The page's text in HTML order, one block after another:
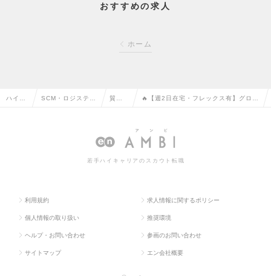
おすすめの求人
ホーム
ハイク SCM・ロジスティ 貿
通関
🔥【週2日在宅・フレックス有】グロー
務）・プライム上場の求人情報
若手ハイキャリアのスカウト転職
利用規約 求人情報に関するポリシー
個人情報の取り扱い 推奨環境
ヘルプ・お問い合わせ 参画のお問い合わせ
サイトマップ エン会社概要